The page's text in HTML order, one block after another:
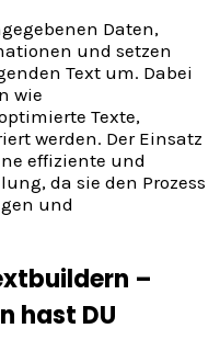
Daten,
und setzen
Text um. Dabei
wie
Texte,
werden. Der Einsatz
effiziente und
da sie den Prozess
und
–
hast DU